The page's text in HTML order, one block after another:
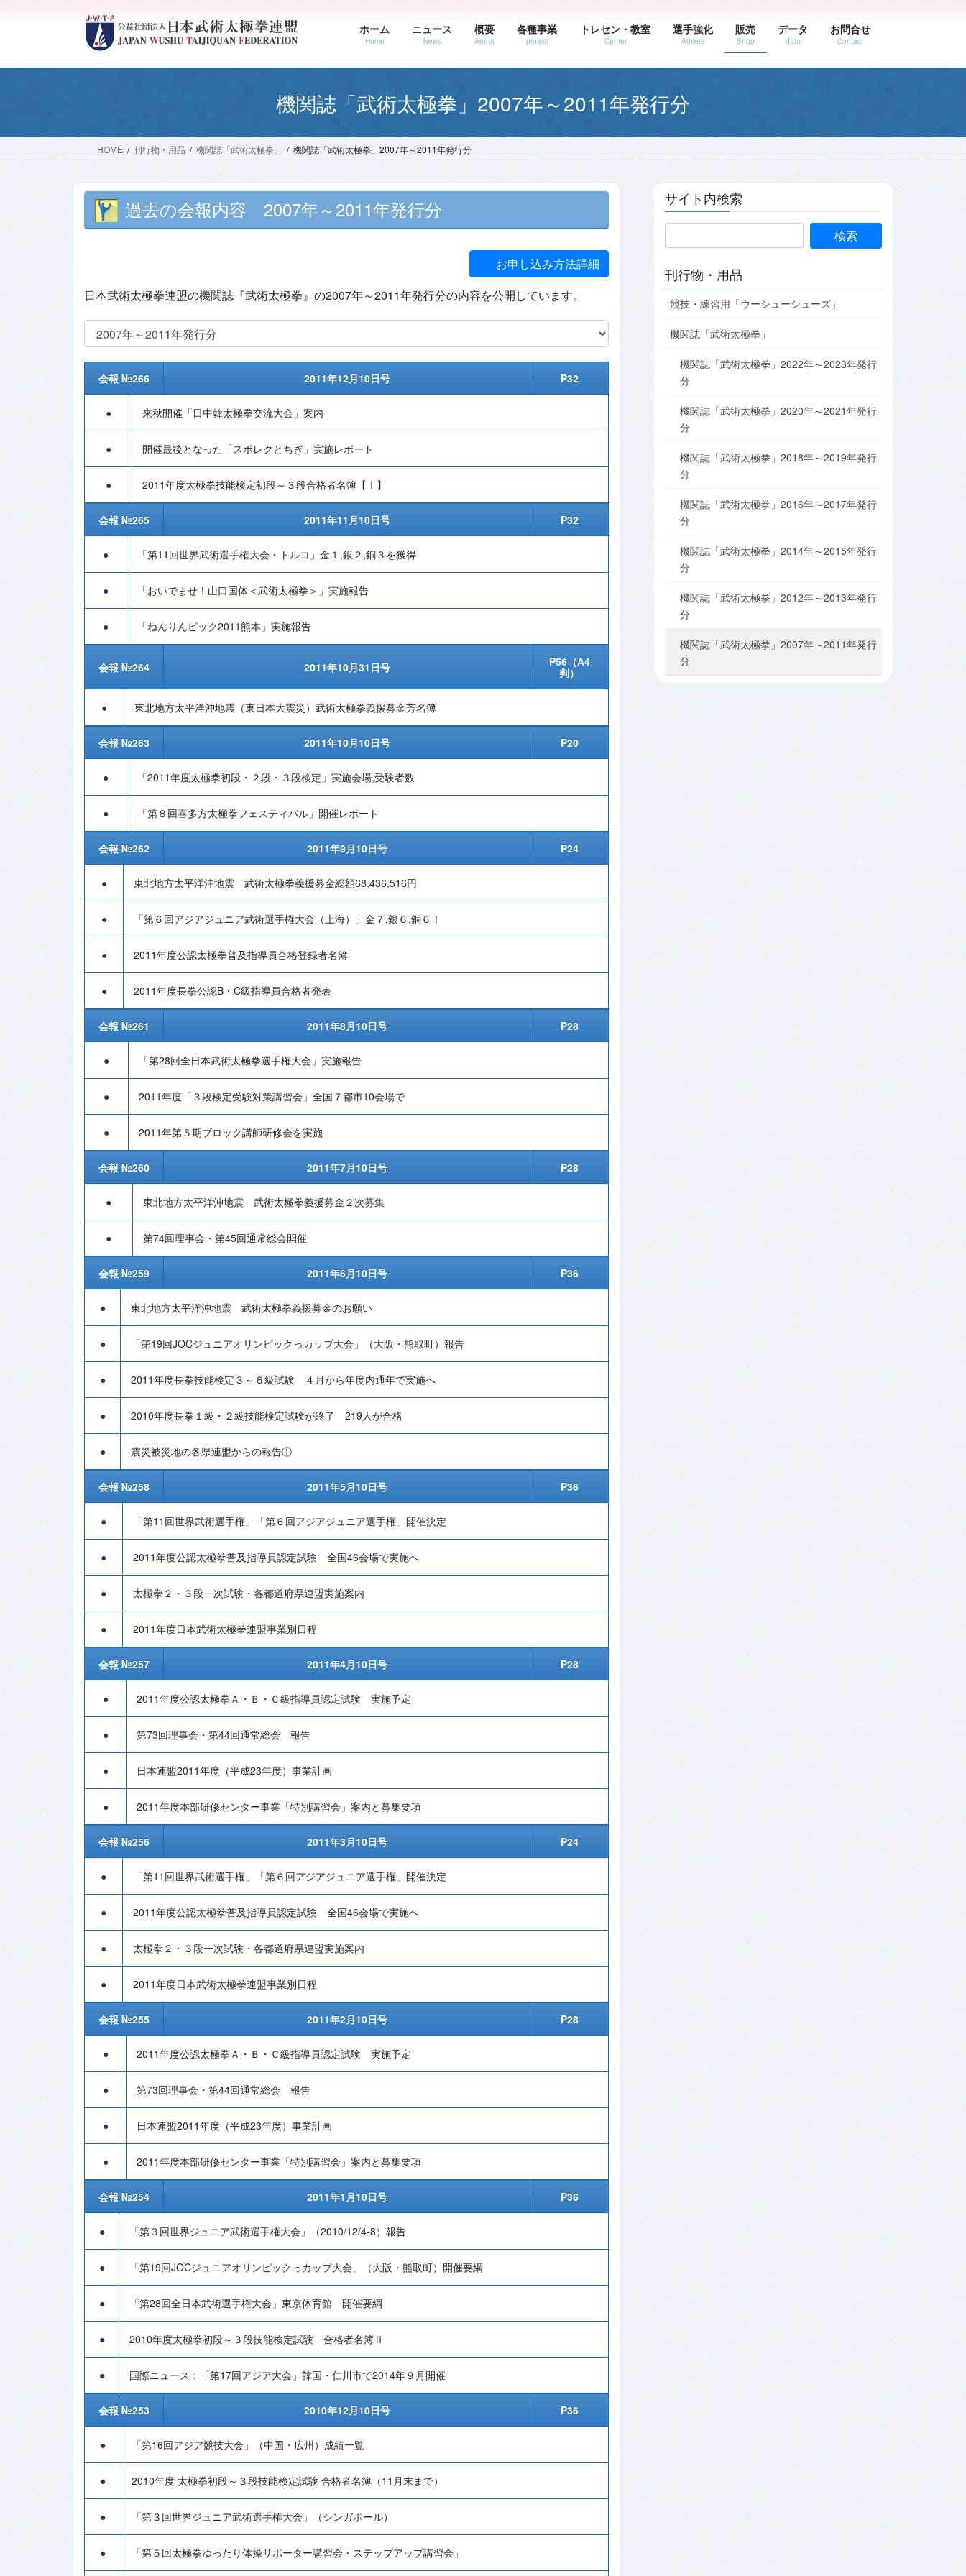
ホーム
Home
ニュース
News
概要
About
各種事業
project
トレセン・教室
Center
選手強化
Athlete
販売
Shop
データ
data
お問合せ
Contact
機関誌「武術太極拳」2007年～2011年発行分
HOME 刊行物・用品 機関誌「武術太極拳」 機関誌「武術太極拳」2007年～2011年発行分
過去の会報内容 2007年～2011年発行分
お申し込み方法詳細
日本武術太極拳連盟の機関誌『武術太極拳』の2007年～2011年発行分の内容を公開しています。
会報 №266 2011年12月10日号 P32
● 来秋開催「日中韓太極拳交流大会」案内
● 開催最後となった「スポレクとちぎ」実施レポート
● 2011年度太極拳技能検定初段～３段合格者名簿【Ⅰ】
会報 №265 2011年11月10日号 P32
● 「第11回世界武術選手権大会・トルコ」金１,銀２,銅３を獲得
● 「おいでませ！山口国体＜武術太極拳＞」実施報告
● 「ねんりんピック2011熊本」実施報告
会報 №264 2011年10月31日号
P56（A4
判）
● 東北地方太平洋沖地震（東日本大震災）武術太極拳義援募金芳名簿
会報 №263 2011年10月10日号 P20
● 「2011年度太極拳初段・２段・３段検定」実施会場,受験者数
● 「第８回喜多方太極拳フェスティバル」開催レポート
会報 №262 2011年9月10日号 P24
● 東北地方太平洋沖地震 武術太極拳義援募金総額68,436,516円
● 「第６回アジアジュニア武術選手権大会（上海）」金７,銀６,銅６！
● 2011年度公認太極拳普及指導員合格登録者名簿
● 2011年度長拳公認B・C級指導員合格者発表
会報 №261 2011年8月10日号 P28
● 「第28回全日本武術太極拳選手権大会」実施報告
● 2011年度「３段検定受験対策講習会」全国７都市10会場で
● 2011年第５期ブロック講師研修会を実施
会報 №260 2011年7月10日号 P28
● 東北地方太平洋沖地震 武術太極拳義援募金２次募集
● 第74回理事会・第45回通常総会開催
会報 №259 2011年6月10日号 P36
● 東北地方太平洋沖地震 武術太極拳義援募金のお願い
● 「第19回JOCジュニアオリンピックっカップ大会」（大阪・熊取町）報告
● 2011年度長拳技能検定３～６級試験 ４月から年度内通年で実施へ
● 2010年度長拳１級・２級技能検定試験が終了 219人が合格
● 震災被災地の各県連盟からの報告①
会報 №258 2011年5月10日号 P36
● 「第11回世界武術選手権」「第６回アジアジュニア選手権」開催決定
● 2011年度公認太極拳普及指導員認定試験 全国46会場で実施へ
● 太極拳２・３段一次試験・各都道府県連盟実施案内
● 2011年度日本武術太極拳連盟事業別日程
会報 №257 2011年4月10日号 P28
● 2011年度公認太極拳Ａ・Ｂ・Ｃ級指導員認定試験 実施予定
● 第73回理事会・第44回通常総会 報告
● 日本連盟2011年度（平成23年度）事業計画
● 2011年度本部研修センター事業「特別講習会」案内と募集要項
会報 №256 2011年3月10日号 P24
● 「第11回世界武術選手権」「第６回アジアジュニア選手権」開催決定
● 2011年度公認太極拳普及指導員認定試験 全国46会場で実施へ
● 太極拳２・３段一次試験・各都道府県連盟実施案内
● 2011年度日本武術太極拳連盟事業別日程
会報 №255 2011年2月10日号 P28
● 2011年度公認太極拳Ａ・Ｂ・Ｃ級指導員認定試験 実施予定
● 第73回理事会・第44回通常総会 報告
● 日本連盟2011年度（平成23年度）事業計画
● 2011年度本部研修センター事業「特別講習会」案内と募集要項
会報 №254 2011年1月10日号 P36
● 「第３回世界ジュニア武術選手権大会」（2010/12/4-8）報告
● 「第19回JOCジュニアオリンピックっカップ大会」（大阪・熊取町）開催要綱
● 「第28回全日本武術選手権大会」東京体育館 開催要綱
● 2010年度太極拳初段～３段技能検定試験 合格者名簿Ⅱ
● 国際ニュース：「第17回アジア大会」韓国・仁川市で2014年９月開催
会報 №253 2010年12月10日号 P36
● 「第16回アジア競技大会」（中国・広州）成績一覧
● 2010年度 太極拳初段～３段技能検定試験 合格者名簿（11月末まで）
● 「第３回世界ジュニア武術選手権大会」（シンガポール）
● 「第５回太極拳ゆったり体操サポーター講習会・ステップアップ講習会」
サイト内検索
刊行物・用品
競技・練習用「ウーシューシューズ」
機関誌「武術太極拳」
機関誌「武術太極拳」2022年～2023年発行
分
機関誌「武術太極拳」2020年～2021年発行
分
機関誌「武術太極拳」2018年～2019年発行
分
機関誌「武術太極拳」2016年～2017年発行
分
機関誌「武術太極拳」2014年～2015年発行
分
機関誌「武術太極拳」2012年～2013年発行
分
機関誌「武術太極拳」2007年～2011年発行
分